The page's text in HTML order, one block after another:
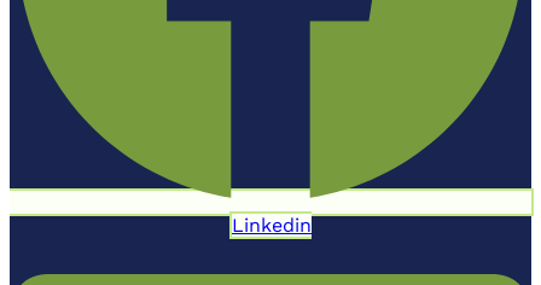
Linkedin